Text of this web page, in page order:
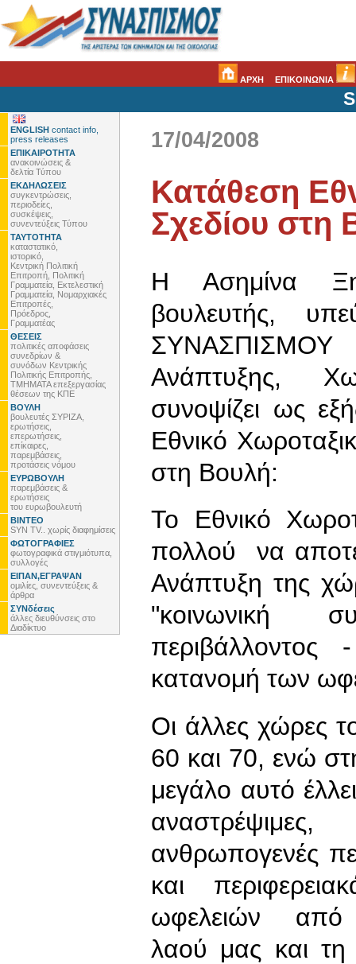
ΑΡΧΗ ΕΠΙΚΟΙΝΩΝΙΑ
ENGLISH contact info,
press releases
ΕΠΙΚΑΙΡΟΤΗΤΑ
ανακοινώσεις &
δελτία Τύπου
ΕΚΔΗΛΩΣΕΙΣ
συγκεντρώσεις,
περιοδείες,
συσκέψεις,
συνεντεύξεις Τύπου
ΤΑΥΤΟΤΗΤΑ
καταστατικό,
ιστορικό,
Κεντρική Πολιτική
Επιτροπή, Πολιτική
Γραμματεία, Εκτελεστική
Γραμματεία, Νομαρχιακές
Επιτροπές,
Πρόεδρος,
Γραμματέας
ΘΕΣΕΙΣ
πολιτικές αποφάσεις
συνεδρίων &
συνόδων Κεντρικής
Πολιτικής Επιτροπής,
ΤΜΗΜΑΤΑ επεξεργασίας
θέσεων της ΚΠΕ
ΒΟΥΛΗ
βουλευτές ΣΥΡΙΖΑ,
ερωτήσεις,
επερωτήσεις,
επίκαιρες,
παρεμβάσεις,
προτάσεις νόμου
ΕΥΡΩΒΟΥΛΗ
παρεμβάσεις &
ερωτήσεις
του ευρωβουλευτή
ΒΙΝΤΕΟ
SYN TV.. χωρίς διαφημίσεις
ΦΩΤΟΓΡΑΦΙΕΣ
φωτογραφικά στιγμιότυπα,
συλλογές
ΕΙΠΑΝ,ΕΓΡΑΨΑΝ
ομιλίες, συνεντεύξεις &
άρθρα
ΣΥΝδέσεις
άλλες διευθύνσεις στο
Διαδίκτυο
17/04/2008
Κατάθεση
Σχεδίου στη
Η Ασημίνα
βουλευτής,
ΣΥΝΑΣΠΙΣΜΟΥ
Ανάπτυξης,
συνοψίζει ως
Εθνικό
στη Βουλή:
Το Εθνικό
πολλού να
Ανάπτυξη της
"κοινωνική
κατανομή των
Οι άλλες χώρες
60 και 70, ενώ
μεγάλο αυτό
ανθρωπογενές
και
ωφελειών από
λαού μας και τη